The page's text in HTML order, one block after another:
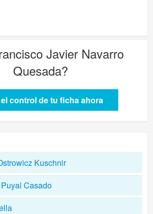
Javier Navarro
Quesada?
control de tu ficha ahora
Kuschnir
Casado